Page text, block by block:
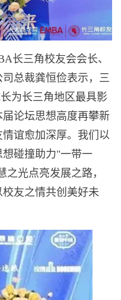
长三角校友会会长、
总裁龚恒俭表示，三
为长三角地区最具影
论坛思想高度再攀新
谊愈加深厚。我们以
碰撞助力"一带一
光点亮发展之路，
友之情共创美好未